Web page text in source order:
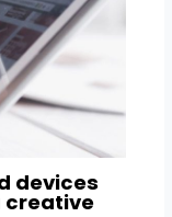
devices
creative